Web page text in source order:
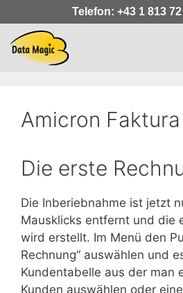
Inhalt
springen
Telefon: +43 1 813
Amicron
Die erste
Die Inberiebnahme ist jetzt
Mausklicks entfernt und die
wird erstellt. Im Menü den
Rechnung“ auswählen und
Kundentabelle aus der man
Kunden auswählen oder